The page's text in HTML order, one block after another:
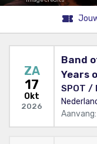
ZA
17
Okt
2026
Band
Years
SPOT